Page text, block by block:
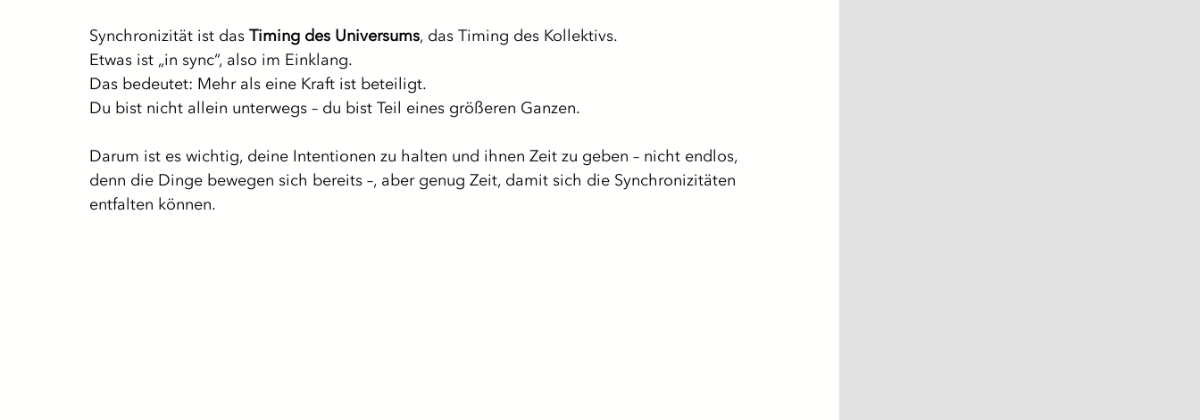
Synchronizität ist das Timing des Universums, das Timing des Kollektivs.
Etwas ist „in sync“, also im Einklang.
Das bedeutet: Mehr als eine Kraft ist beteiligt.
Du bist nicht allein unterwegs – du bist Teil eines größeren Ganzen.
Darum ist es wichtig, deine Intentionen zu halten und ihnen Zeit zu geben – nicht endlos,
denn die Dinge bewegen sich bereits –, aber genug Zeit, damit sich die Synchronizitäten
entfalten können.